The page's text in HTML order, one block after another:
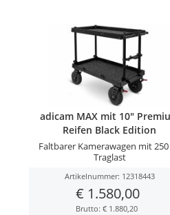
adicam MAX mit 10"
Reifen Black Edition
Faltbarer Kamerawagen mit
Traglast
Artikelnummer: 12318443
€ 1.580,00
Brutto: € 1.880,20